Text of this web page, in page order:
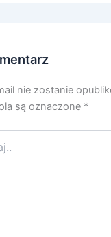
nie zostanie
są oznaczone *